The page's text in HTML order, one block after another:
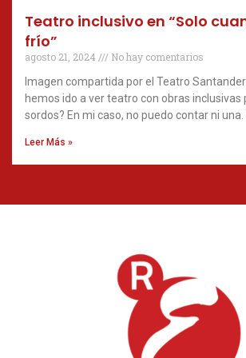
Teatro inclusivo en “Solo
frío”
agosto 21, 2024
No hay comentarios
Imagen compartida por el Teatro
hemos ido a ver teatro con obras inclusivas
sordos? En mi caso, no puedo contar ni una.
Leer Más »